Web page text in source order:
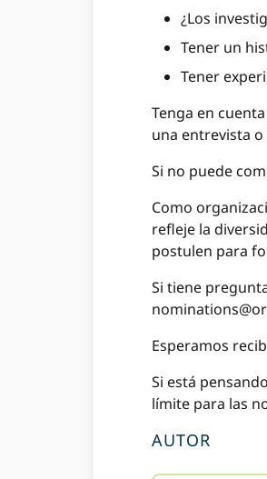
¿Los
Tener un
Tener
Tenga en
una entrevista
Si no puede
Como
refleje la
postulen para
Si tiene
Esperamos
Si está
límite para las
AUTOR